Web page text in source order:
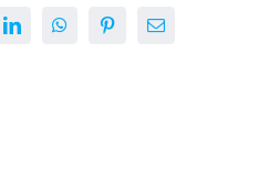
LinkedInWhatsAppPinterest
E-